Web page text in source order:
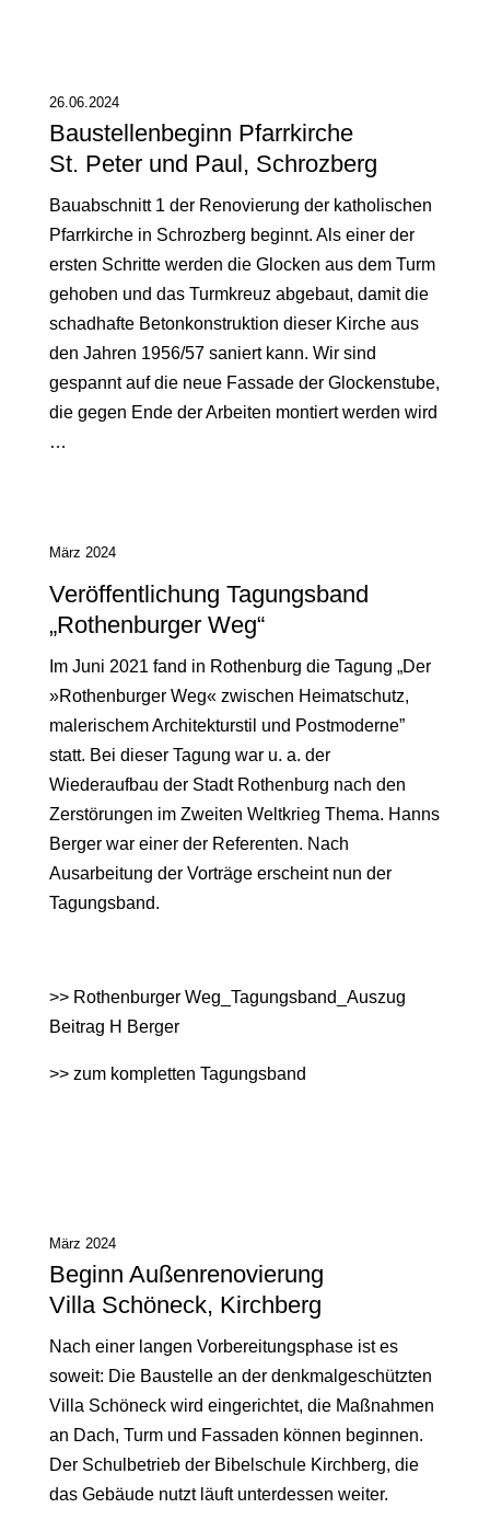
26.06.2024
Baustellenbeginn Pfarrkirche
St. Peter und Paul, Schrozberg
Bauabschnitt 1 der Renovierung der katholischen
Pfarrkirche in Schrozberg beginnt. Als einer der
ersten Schritte werden die Glocken aus dem Turm
gehoben und das Turmkreuz abgebaut, damit die
schadhafte Betonkonstruktion dieser Kirche aus
den Jahren 1956/57 saniert kann. Wir sind
gespannt auf die neue Fassade der Glockenstube,
die gegen Ende der Arbeiten montiert werden wird
…
März 2024
Veröffentlichung Tagungsband
„Rothenburger Weg“
Im Juni 2021 fand in Rothenburg die Tagung „Der
»Rothenburger Weg« zwischen Heimatschutz,
malerischem Architekturstil und Postmoderne”
statt. Bei dieser Tagung war u. a. der
Wiederaufbau der Stadt Rothenburg nach den
Zerstörungen im Zweiten Weltkrieg Thema. Hanns
Berger war einer der Referenten. Nach
Ausarbeitung der Vorträge erscheint nun der
Tagungsband.
>> Rothenburger Weg_Tagungsband_Auszug
Beitrag H Berger
>> zum kompletten Tagungsband
März 2024
Beginn Außenrenovierung
Villa Schöneck, Kirchberg
Nach einer langen Vorbereitungsphase ist es
soweit: Die Baustelle an der denkmalgeschützten
Villa Schöneck wird eingerichtet, die Maßnahmen
an Dach, Turm und Fassaden können beginnen.
Der Schulbetrieb der Bibelschule Kirchberg, die
das Gebäude nutzt läuft unterdessen weiter.